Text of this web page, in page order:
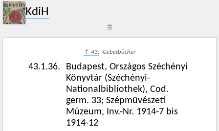
KdiH
☰
↑ 43. Gebetbücher
43.1.36.
Budapest, Országos Széchényi
Könyvtár (Széchényi-
Nationalbibliothek), Cod.
germ. 33; Szépmüvészeti
Múzeum, Inv.-Nr. 1914-7 bis
1914-12